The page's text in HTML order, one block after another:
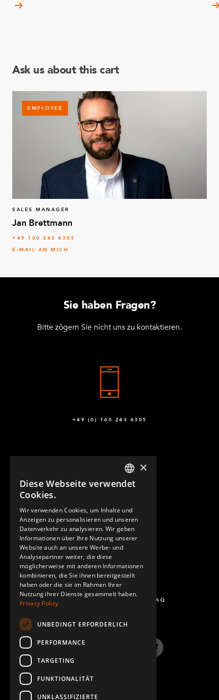
Ask us about this cart
EMPLOYEE
SALES MANAGER
Jan Brettmann
+49 160 243 6305
E-MAIL AN MICH
Sie haben Fragen?
Bitte zögern Sie nicht uns zu kontaktieren.
+49 (0) 160 243 6305
KONTAKT
FRAGEN UND ANTWORTEN - FAQ
InstagramTwitter
ENGLISH
×
Diese Webseite verwendet
Cookies.
Wir verwenden Cookies, um Inhalte und
Anzeigen zu personalisieren und unseren
Datenverkehr zu analysieren. Wir geben
Informationen über Ihre Nutzung unserer
Website auch an unsere Werbe- und
Analysepartner weiter, die diese
möglicherweise mit anderen Informationen
kombinieren, die Sie ihnen bereitgestellt
haben oder die sie im Rahmen Ihrer
Nutzung ihrer Dienste gesammelt haben.
Privacy Policy
UNBEDINGT ERFORDERLICH
PERFORMANCE
TARGETING
FUNKTIONALITÄT
UNKLASSIFIZIERTE